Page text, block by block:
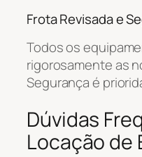
Frota Revisada e
Todos os
rigorosamente as
Segurança é
Dúvidas
Locação de